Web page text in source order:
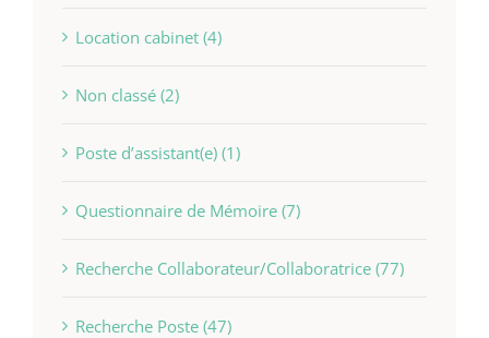
Location cabinet (4)
Non classé (2)
Poste d’assistant(e) (1)
Questionnaire de Mémoire (7)
Recherche Collaborateur/Collaboratrice (77)
Recherche Poste (47)